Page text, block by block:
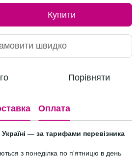
Купити
швидко
Порівняти
Оплата
— за тарифами перевізника
з понеділка по п'ятницю в день